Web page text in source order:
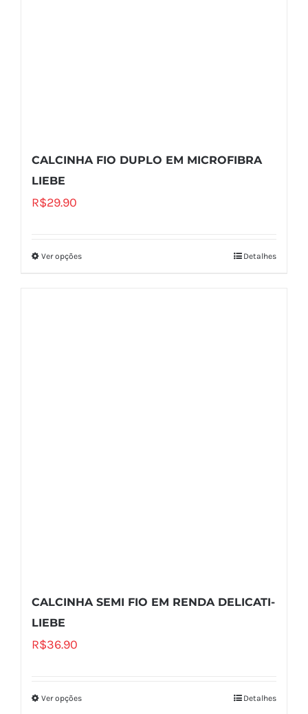
CALCINHA FIO DUPLO EM MICROFIBRA
LIEBE
R$29.90
Ver opções Detalhes
CALCINHA SEMI FIO EM RENDA DELICATI-
LIEBE
R$36.90
Ver opções Detalhes